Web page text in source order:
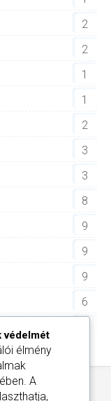
2
2
1
1
2
3
3
8
9
9
9
6
védelmét
élmény
A